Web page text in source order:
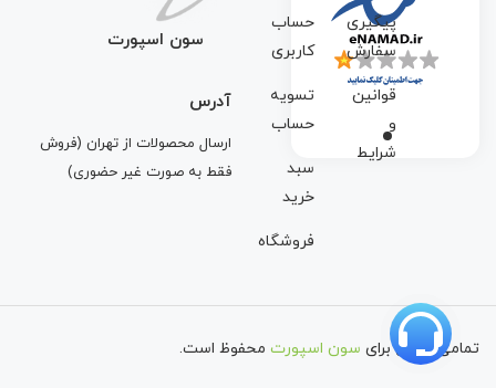
پیگیری
سفارش
قوانین
و
شرایط
حساب
کاربری
تسویه
حساب
سبد
خرید
فروشگاه
سون اسپورت
آدرس
ارسال محصولات از تهران (فروش
فقط به صورت غیر حضوری)
تمامی حقوق برای سون اسپورت محفوظ است.